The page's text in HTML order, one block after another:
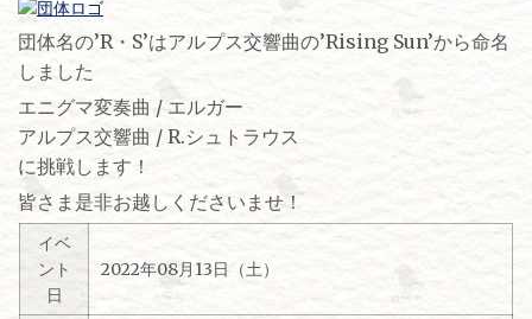
団体名の’R・S’はアルプス交響曲の’Rising Sun’から命名
しました
エニグマ変奏曲 / エルガー
アルプス交響曲 / R.シュトラウス
に挑戦します！
皆さま是非お越しくださいませ！
イベ
ント
日
2022年08月13日（土）